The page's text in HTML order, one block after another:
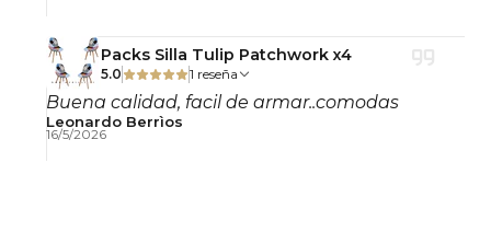
Comedores
Cafeterías
Restaurantes
Hoteles
Packs Silla Tulip Patchwork x4
5.0 1 reseña
Buena calidad, facil de armar..comodas
Leonardo Berrìos
16/5/2026